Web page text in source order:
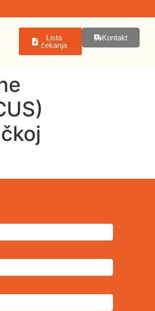
Lista
čekanja
Kontakt